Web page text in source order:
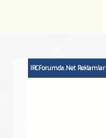
IRCForumda.Net Reklamlar